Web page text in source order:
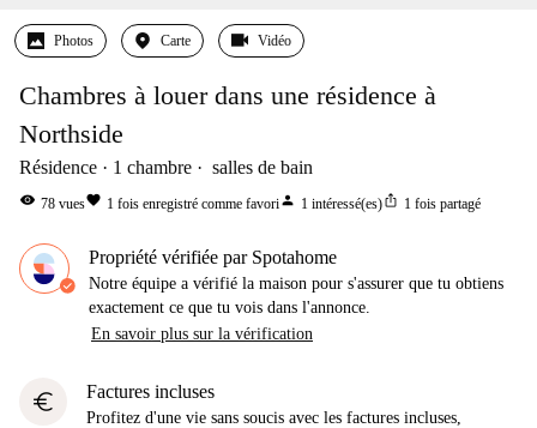
Photos Carte Vidéo
Chambres à louer dans une résidence à
Northside
Résidence 1 chambre salles de bain
visibility 78 vuesfavorite 1 fois enregistré comme favoriperson 1 intéressé(es)ios_share 1 fois partagé
Propriété vérifiée par Spotahome
Notre équipe a vérifié la maison pour s'assurer que tu obtiens
exactement ce que tu vois dans l'annonce.
En savoir plus sur la vérification
euro Factures incluses
Profitez d'une vie sans soucis avec les factures incluses,